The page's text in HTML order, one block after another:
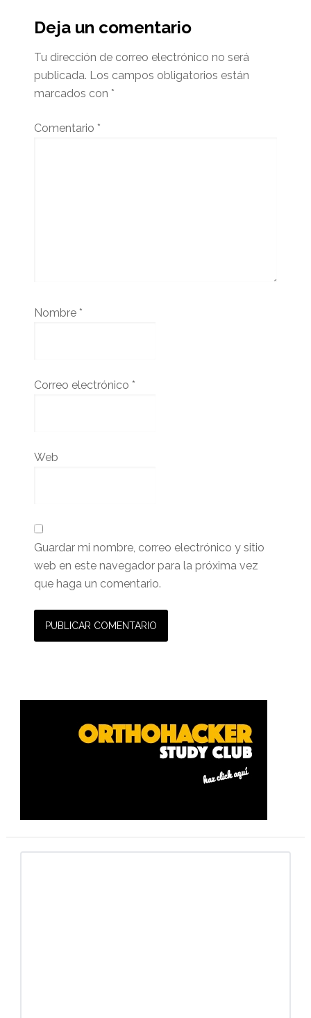
del
lector
Deja un comentario
Tu dirección de correo electrónico no será
publicada. Los campos obligatorios están
marcados con *
Comentario *
Nombre *
Correo electrónico *
Web
Guardar mi nombre, correo electrónico y sitio
web en este navegador para la próxima vez
que haga un comentario.
Barra
primaria